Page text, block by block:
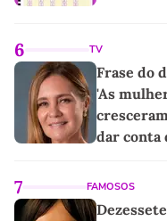
6 TV
Frase do
'As
dar conta
7 FAMOSOS